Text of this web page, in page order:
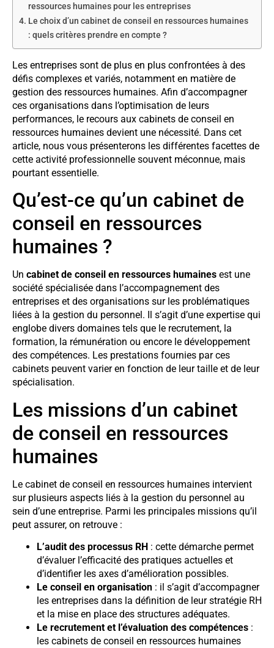
ressources humaines pour les entreprises
Le choix d’un cabinet de conseil en ressources humaines
: quels critères prendre en compte ?
Les entreprises sont de plus en plus confrontées à des
défis complexes et variés, notamment en matière de
gestion des ressources humaines. Afin d’accompagner
ces organisations dans l’optimisation de leurs
performances, le recours aux cabinets de conseil en
ressources humaines devient une nécessité. Dans cet
article, nous vous présenterons les différentes facettes de
cette activité professionnelle souvent méconnue, mais
pourtant essentielle.
Qu’est-ce qu’un cabinet de
conseil en ressources
humaines ?
Un cabinet de conseil en ressources humaines est une
société spécialisée dans l’accompagnement des
entreprises et des organisations sur les problématiques
liées à la gestion du personnel. Il s’agit d’une expertise qui
englobe divers domaines tels que le recrutement, la
formation, la rémunération ou encore le développement
des compétences. Les prestations fournies par ces
cabinets peuvent varier en fonction de leur taille et de leur
spécialisation.
Les missions d’un cabinet
de conseil en ressources
humaines
Le cabinet de conseil en ressources humaines intervient
sur plusieurs aspects liés à la gestion du personnel au
sein d’une entreprise. Parmi les principales missions qu’il
peut assurer, on retrouve :
L’audit des processus RH : cette démarche permet
d’évaluer l’efficacité des pratiques actuelles et
d’identifier les axes d’amélioration possibles.
Le conseil en organisation : il s’agit d’accompagner
les entreprises dans la définition de leur stratégie RH
et la mise en place des structures adéquates.
Le recrutement et l’évaluation des compétences :
les cabinets de conseil en ressources humaines